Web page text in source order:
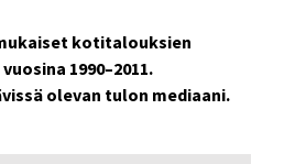
kotitalouksien
1990–2011.
olevan tulon mediaani.